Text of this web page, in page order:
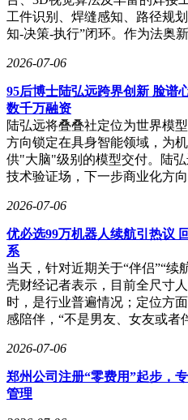
工件识别、焊缝感知、路径规
知-决策-执行”闭环。作为法奥
2026-07-06
95后博士陆弘远跨界创新 脸谱
数千万融资
陆弘远将叠叠社定位为世界模
方向锁定在具身智能领域，为
供"大脑"级别的模型交付。陆
技术验证场，下一步商业化方
2026-07-06
优必选99万机器人续航引热议
系
当天，针对近期关于“伴侣”“续
壳财经记者表示，目前全尺寸
时，是行业普遍情况；定位方
感陪伴，“不是男友、女友或者
2026-07-06
郑州公司注册“零费用”起步，
管理